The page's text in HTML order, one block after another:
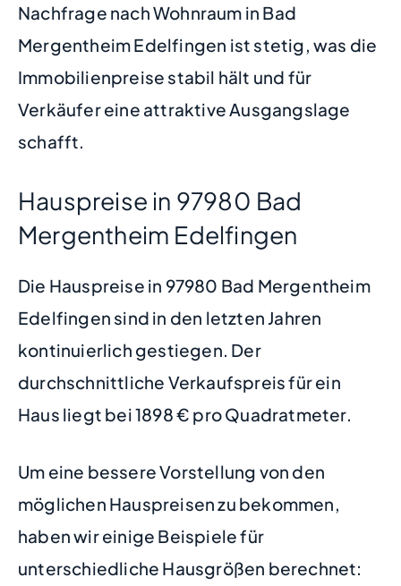
Nachfrage nach Wohnraum in Bad
Mergentheim Edelfingen ist stetig, was die
Immobilienpreise stabil hält und für
Verkäufer eine attraktive Ausgangslage
schafft.
Hauspreise in 97980 Bad
Mergentheim Edelfingen
Die Hauspreise in 97980 Bad Mergentheim
Edelfingen sind in den letzten Jahren
kontinuierlich gestiegen. Der
durchschnittliche Verkaufspreis für ein
Haus liegt bei 1898 € pro Quadratmeter.
Um eine bessere Vorstellung von den
möglichen Hauspreisen zu bekommen,
haben wir einige Beispiele für
unterschiedliche Hausgrößen berechnet: